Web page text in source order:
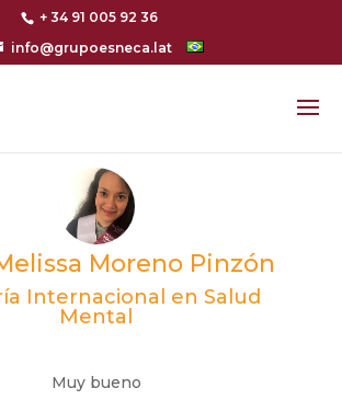
+ 34 91 005 92 36
info@grupoesneca.lat
Moreno Pinzón
Internacional en Salud
Mental
Muy bueno